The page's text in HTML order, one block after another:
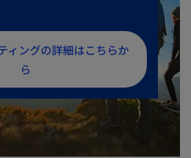
ィングの詳細はこちらか
ら
新
し
い
タ
ブ